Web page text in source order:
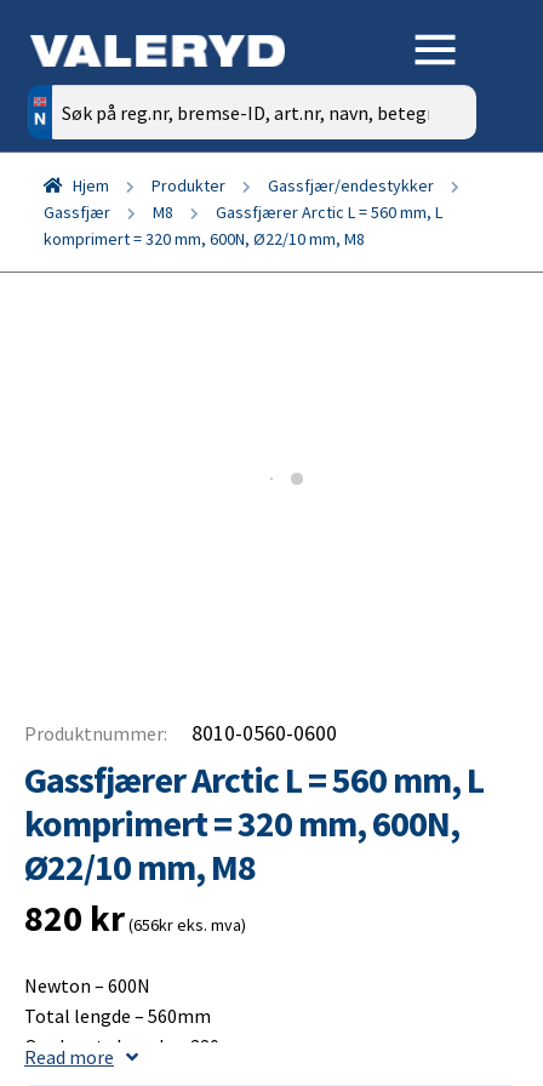
Søk
etter:
Hjem Produkter
Gassfjær/endestykker
Gassfjær
M8
Gassfjærer Arctic L = 560 mm, L
komprimert = 320 mm, 600N, Ø22/10 mm, M8
Produktnummer: 8010-0560-0600
Gassfjærer Arctic L = 560 mm, L
komprimert = 320 mm, 600N,
Ø22/10 mm, M8
820 kr(656kr eks. mva)
Newton – 600N
Total lengde – 560mm
Opplagets lengde – 320mm
Read more